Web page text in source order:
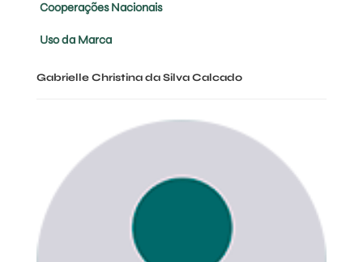
Cooperações Nacionais
Uso da Marca
Gabrielle Christina da Silva Calcado